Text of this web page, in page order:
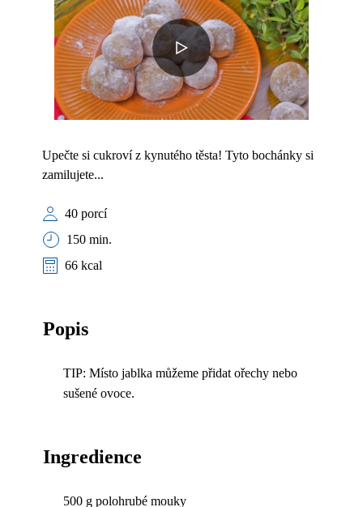
Upečte si cukroví z kynutého těsta! Tyto bochánky si
zamilujete...
40 porcí
150 min.
66 kcal
Popis
TIP: Místo jablka můžeme přidat ořechy nebo
sušené ovoce.
Ingredience
500 g polohrubé mouky